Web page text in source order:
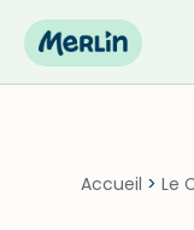
Skip
Accueil > Le